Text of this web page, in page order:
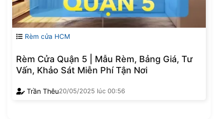
Rèm cửa HCM
Rèm Cửa Quận 5 | Mẫu Rèm, Bảng Giá, Tư
Vấn, Khảo Sát Miễn Phí Tận Nơi
Trần Thêu20/05/2025 lúc 00:56